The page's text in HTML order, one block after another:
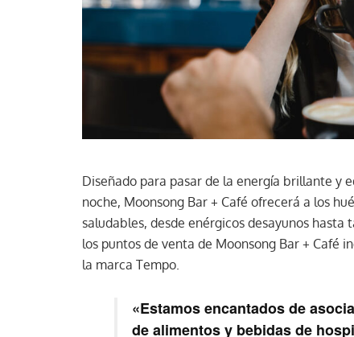
Diseñado para pasar de la energía brillante y
noche, Moonsong Bar + Café ofrecerá a los
saludables, desde enérgicos desayunos
los puntos de venta de Moonsong Bar + Café
la marca Tempo.
«Estamos encantados de
de alimentos y bebidas de